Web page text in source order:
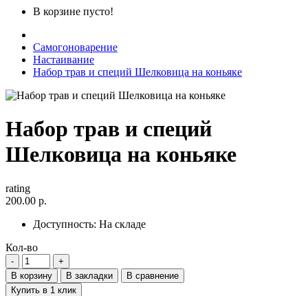
В корзине пусто!
Самогоноварение
Настаивание
Набор трав и специй Шелковица на коньяке
Набор трав и специй
Шелковица на коньяке
rating
200.00 р.
Доступность: На складе
Кол-во
В корзину В закладки
В сравнение
Купить в 1 клик